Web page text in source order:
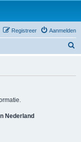
Aanmelden
Registreer
Nederland